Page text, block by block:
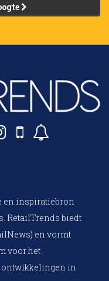
en inspiratiebron
RetailTrends biedt
en vormt
voor het
ontwikkelingen in